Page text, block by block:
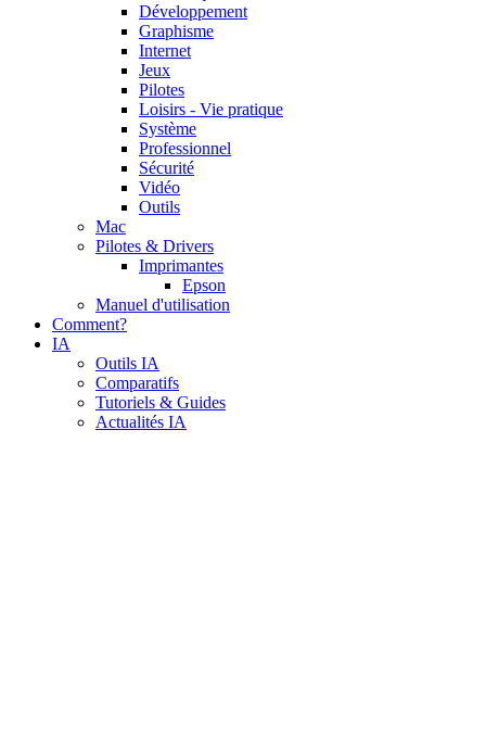
Développement
Graphisme
Internet
Jeux
Pilotes
Loisirs - Vie pratique
Système
Professionnel
Sécurité
Vidéo
Outils
Mac
Pilotes & Drivers
Imprimantes
Epson
Manuel d'utilisation
Comment?
IA
Outils IA
Comparatifs
Tutoriels & Guides
Actualités IA